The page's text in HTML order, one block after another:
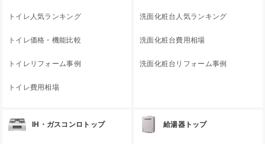
トイレ人気ランキング
トイレ価格・機能比較
トイレリフォーム事例
トイレ費用相場
洗面化粧台人気ランキング
洗面化粧台費用相場
洗面化粧台リフォーム事例
IH・ガスコンロトップ 給湯器トップ